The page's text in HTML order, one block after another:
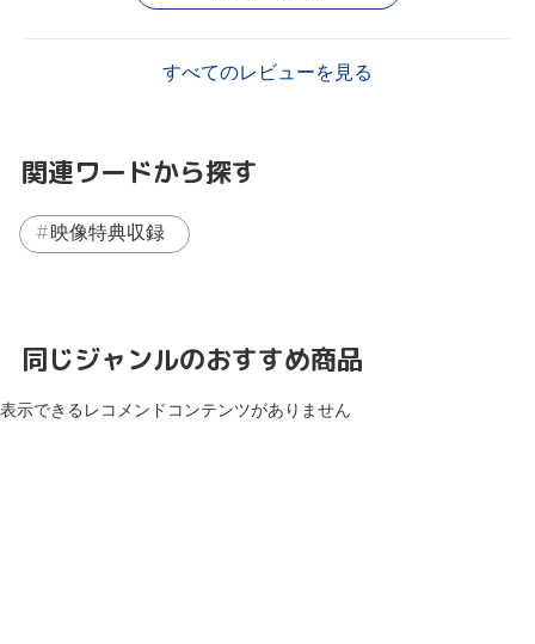
すべてのレビューを見る
関連ワードから探す
映像特典収録
同じジャンルのおすすめ商品
表示できるレコメンドコンテンツがありません